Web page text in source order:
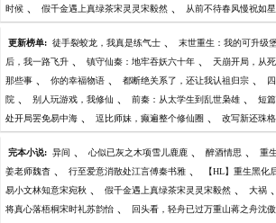
时候 、 假千金遇上真绿茶宋灵灵宋毅然 、 从前不待春风慢祝如
更新榜单: 徒手裂蛟龙，我真是练气士 、 末世重生：我的可升级
后，我一路飞升 、 镇守仙秦：地牢吞妖六十年 、 天崩开局，从
那些事 、 你的幸福物语 、 都断绝关系了，还让我认祖归宗 、
院 、 别人玩游戏，我修仙 、 前秦：从太学生到乱世枭雄 、 短
处开局罢免易中海 、 逗比师妹，癫遍整个修仙圈 、 改写新还珠
完本小说: 异间 、 心似已灰之木项雪儿鹿鹿 、 醉酒情思 、 重
姜老师魏杳 、 行至爱意消散处江言傅秦书雅 、 【HL】重生黑化
易小文林知意宋宛秋 、 假千金遇上真绿茶宋灵灵宋毅然 、 大祸 、
将真心落梧桐宋时礼苏韵怡 、 回头看，轻舟已过万重山蒋之舟沈